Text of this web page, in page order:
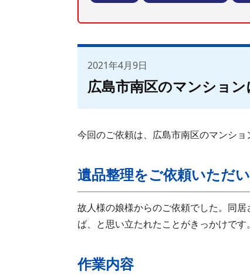
2021年4月9日
広島市南区のマンション
今回のご依頼は、広島市南区のマンショ
遺品整理をご依頼いただ
故人様の娘様からのご依頼でした。同
ば、と思い立たれたことがきっかけで
作業内容